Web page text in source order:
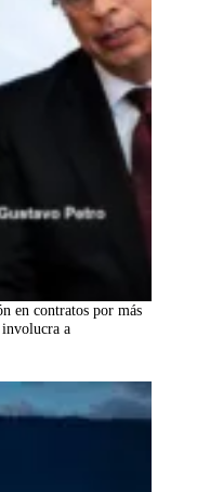
en contratos por más
a